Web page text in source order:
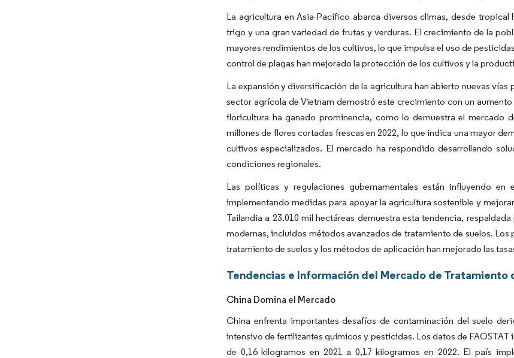
La agricultura en Asia-Pacífico abarca diversos climas, desde
trigo y una gran variedad de frutas y verduras. El crecimiento de la
mayores rendimientos de los cultivos, lo que impulsa el uso de
control de plagas han mejorado la protección de los cultivos y la
La expansión y diversificación de la agricultura han abierto nuevas
sector agrícola de Vietnam demostró este crecimiento con un
floricultura ha ganado prominencia, como lo demuestra el mercado
millones de flores cortadas frescas en 2022, lo que indica una mayor
cultivos especializados. El mercado ha respondido desarrollando
condiciones regionales.
Las políticas y regulaciones gubernamentales están influyendo
implementando medidas para apoyar la agricultura sostenible y
Tailandia a 23.010 mil hectáreas demuestra esta tendencia,
modernas, incluidos métodos avanzados de tratamiento de suelos.
tratamiento de suelos y los métodos de aplicación han mejorado las
Tendencias e Información del Mercado de Tratamiento
China Domina el Mercado
China enfrenta importantes desafíos de contaminación del suelo
intensivo de fertilizantes químicos y pesticidas. Los datos de
de 0,16 kilogramos en 2021 a 0,17 kilogramos en 2022. El país